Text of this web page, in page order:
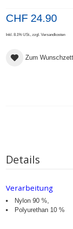
CHF 24.90
Inkl. 8.1% USt. zzgl. Versandkosten
Zum
Details
Verarbeitung
Nylon 90 %,
Polyurethan 10 %